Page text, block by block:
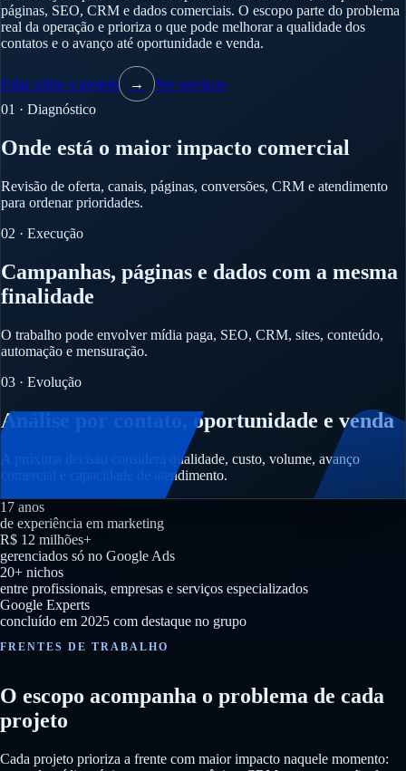
páginas, SEO, CRM e dados comerciais. O escopo parte do problema
real da operação e prioriza o que pode melhorar a qualidade dos
contatos e o avanço até oportunidade e venda.
Falar sobre o projeto →
Ver serviços
01 · Diagnóstico
Onde está o maior impacto comercial
Revisão de oferta, canais, páginas, conversões, CRM e atendimento
para ordenar prioridades.
02 · Execução
Campanhas, páginas e dados com a mesma
finalidade
O trabalho pode envolver mídia paga, SEO, CRM, sites, conteúdo,
automação e mensuração.
03 · Evolução
Análise por contato, oportunidade e venda
A próxima decisão considera qualidade, custo, volume, avanço
comercial e capacidade de atendimento.
17 anos
de experiência em marketing
R$ 12 milhões+
gerenciados só no Google Ads
20+ nichos
entre profissionais, empresas e serviços especializados
Google Experts
concluído em 2025 com destaque no grupo
FRENTES DE TRABALHO
O escopo acompanha o problema de cada
projeto
Cada projeto prioriza a frente com maior impacto naquele momento: